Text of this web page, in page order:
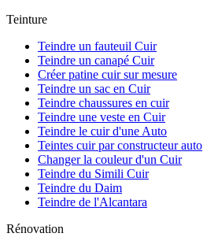
Teinture
Teindre un fauteuil Cuir
Teindre un canapé Cuir
Créer patine cuir sur mesure
Teindre un sac en Cuir
Teindre chaussures en cuir
Teindre une veste en Cuir
Teindre le cuir d'une Auto
Teintes cuir par constructeur auto
Changer la couleur d'un Cuir
Teindre du Simili Cuir
Teindre du Daim
Teindre de l'Alcantara
Rénovation